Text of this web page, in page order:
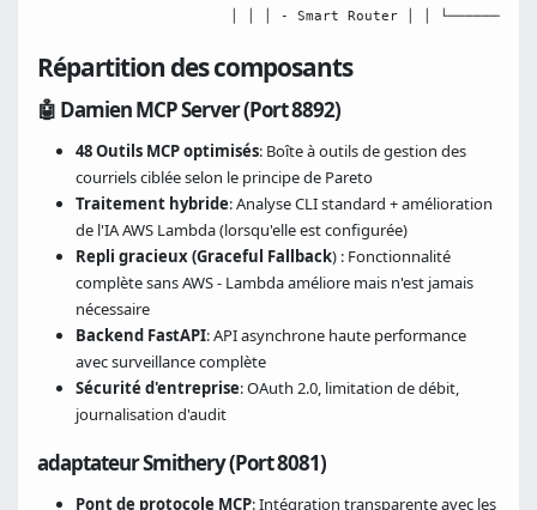
│ │ │ - Smart Router │ │
Répartition des composants
🤖 Damien MCP Server (Port 8892)
48 Outils MCP optimisés: Boîte à outils de gestion des
courriels ciblée selon le principe de Pareto
Traitement hybride: Analyse CLI standard + amélioration
de l'IA AWS Lambda (lorsqu'elle est configurée)
Repli gracieux (Graceful Fallback) : Fonctionnalité
complète sans AWS - Lambda améliore mais n'est jamais
nécessaire
Backend FastAPI: API asynchrone haute performance
avec surveillance complète
Sécurité d'entreprise: OAuth 2.0, limitation de débit,
journalisation d'audit
adaptateur Smithery (Port 8081)
Pont de protocole MCP: Intégration transparente avec les